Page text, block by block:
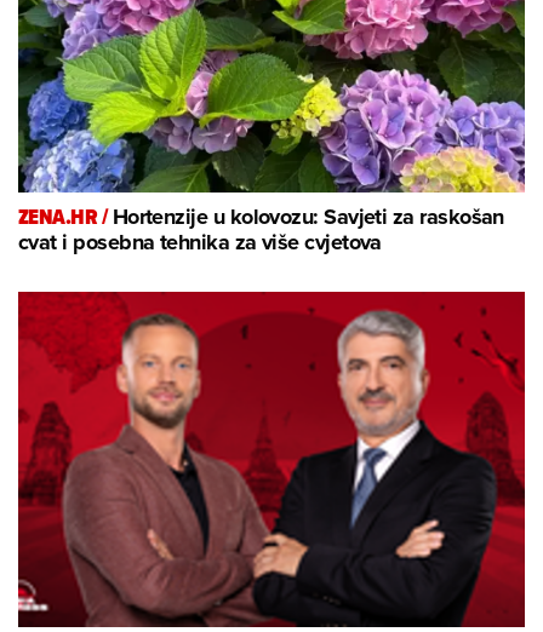
ZENA.HR /Hortenzije u kolovozu: Savjeti za raskošan
cvat i posebna tehnika za više cvjetova